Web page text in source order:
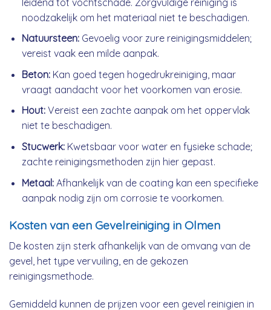
noodzakelijk om het materiaal niet te beschadigen.
Natuursteen:Gevoelig voor zure reinigingsmiddelen;
vereist vaak een milde aanpak.
Beton:Kan goed tegen hogedrukreiniging, maar
vraagt aandacht voor het voorkomen van erosie.
Hout:Vereist een zachte aanpak om het oppervlak
niet te beschadigen.
Stucwerk:Kwetsbaar voor water en fysieke schade;
zachte reinigingsmethoden zijn hier gepast.
Metaal:Afhankelijk van de coating kan een specifieke
aanpak nodig zijn om corrosie te voorkomen.
Kosten van een Gevelreiniging in Olmen
De kosten zijn sterk afhankelijk van de omvang van de
gevel, het type vervuiling, en de gekozen
reinigingsmethode.
Gemiddeld kunnen de prijzen voor een gevel reinigien in